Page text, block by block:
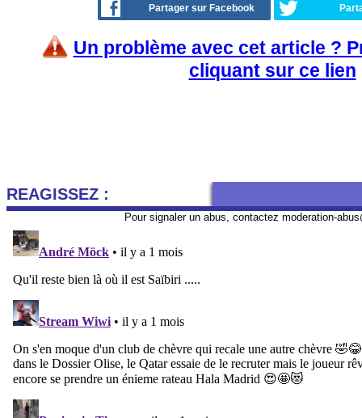
Partager sur Facebook
Un problème avec cet article ?
cliquant sur ce lien
REAGISSEZ :
Pour signaler un abus, contactez moderation-